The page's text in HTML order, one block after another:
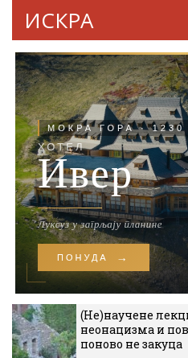
ИСКРА
(Не)научене
неонацизма и
поново не закуца